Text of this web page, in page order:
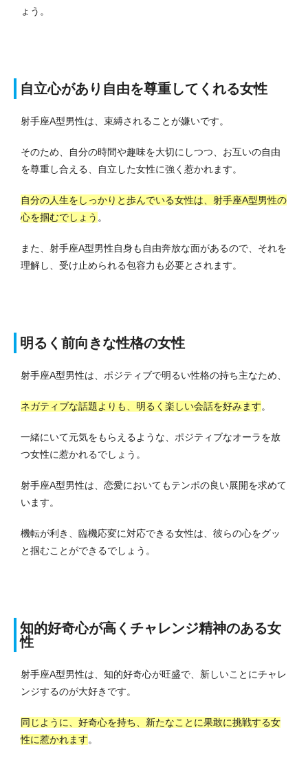
ょう。
自立心があり自由を尊重してくれる女性
射手座A型男性は、束縛されることが嫌いです。
そのため、自分の時間や趣味を大切にしつつ、お互いの自由
を尊重し合える、自立した女性に強く惹かれます。
自分の人生をしっかりと歩んでいる女性は、射手座A型男性の
心を掴むでしょう 。
また、射手座A型男性自身も自由奔放な面があるので、それを
理解し、受け止められる包容力も必要とされます。
明るく前向きな性格の女性
射手座A型男性は、ポジティブで明るい性格の持ち主なため、
ネガティブな話題よりも、明るく楽しい会話を好みます。
一緒にいて元気をもらえるような、ポジティブなオーラを放
つ女性に惹かれるでしょう。
射手座A型男性は、恋愛においてもテンポの良い展開を求めて
います。
機転が利き、臨機応変に対応できる女性は、彼らの心をグッ
と掴むことができるでしょう。
知的好奇心が高くチャレンジ精神のある女
性
射手座A型男性は、知的好奇心が旺盛で、新しいことにチャレ
ンジするのが大好きです。
同じように、好奇心を持ち、新たなことに果敢に挑戦する女
性に惹かれます。